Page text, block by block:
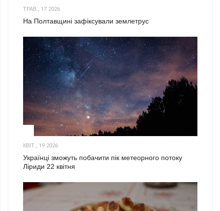
ТРАВ., 17 2026
На Полтавщині зафіксували землетрус
КВІТ., 19 2026
Українці зможуть побачити пік метеорного потоку
Ліриди 22 квітня